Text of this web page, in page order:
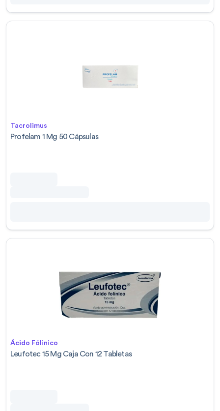
Tacrolimus
Profelam 1 Mg 50 Cápsulas
Ácido Fólinico
Leufotec 15 Mg Caja Con 12 Tabletas